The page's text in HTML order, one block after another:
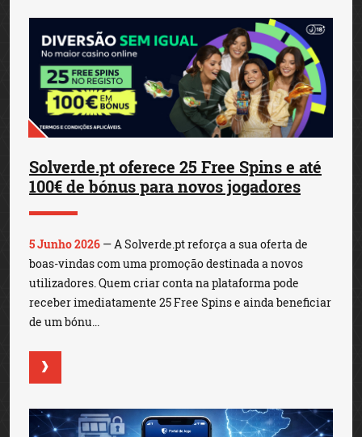
Solverde.pt oferece 25 Free Spins e até
100€ de bónus para novos jogadores
5 Junho 2026 — A Solverde.pt reforça a sua oferta de
boas-vindas com uma promoção destinada a novos
utilizadores. Quem criar conta na plataforma pode
receber imediatamente 25 Free Spins e ainda beneficiar
de um bónu...